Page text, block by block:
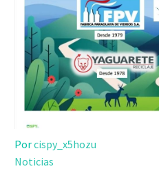
Porcispy_x5hozu
Noticias